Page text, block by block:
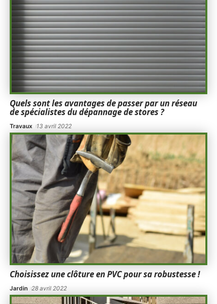
Quels sont les avantages de passer par un réseau
de spécialistes du dépannage de stores ?
Travaux 13 avril 2022
Choisissez une clôture en PVC pour sa robustesse !
Jardin 28 avril 2022